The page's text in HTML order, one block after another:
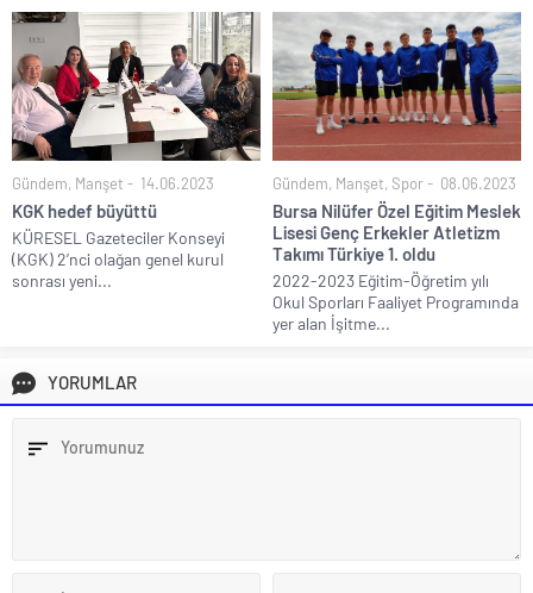
Gündem, Manşet 14.06.2023
KGK hedef büyüttü
KÜRESEL Gazeteciler Konseyi
(KGK) 2’nci olağan genel kurul
sonrası yeni...
Gündem, Manşet, Spor 08.06.2023
Bursa Nilüfer Özel Eğitim Meslek
Lisesi Genç Erkekler Atletizm
Takımı Türkiye 1. oldu
2022-2023 Eğitim-Öğretim yılı
Okul Sporları Faaliyet Programında
yer alan İşitme...
YORUMLAR